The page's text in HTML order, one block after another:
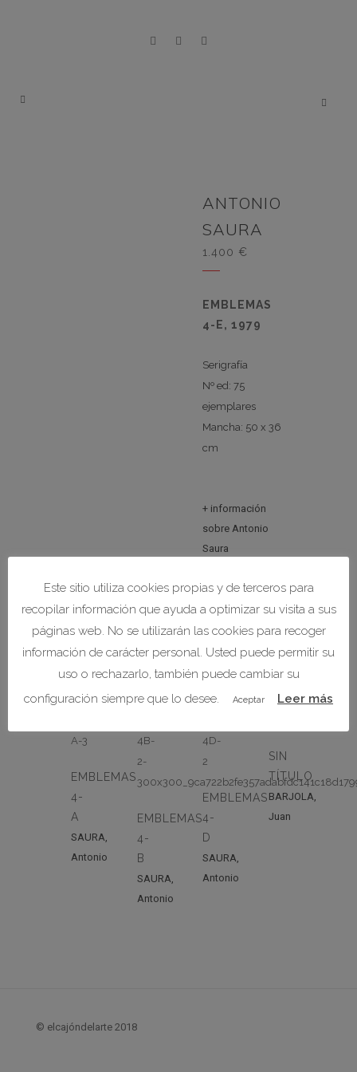
ANTONIO
SAURA
1.400 €
EMBLEMAS
4-E, 1979
Serigrafía
Nº ed: 75
ejemplares
Mancha: 50 x 36
cm
+ información
sobre Antonio
Saura
PRODUCTOS RELACIONADOS
EMBLEMAS
4-
A
SAURA,
Antonio
EMBLEMAS
4-
B
SAURA,
Antonio
EMBLEMAS
4-
D
SAURA,
Antonio
SIN
TÍTULO
BARJOLA,
Juan
© elcajóndelarte 2018
Este sitio utiliza cookies propias y de terceros para
recopilar información que ayuda a optimizar su visita a sus
páginas web. No se utilizarán las cookies para recoger
información de carácter personal. Usted puede permitir su
uso o rechazarlo, también puede cambiar su
configuración siempre que lo desee.
Aceptar Leer más